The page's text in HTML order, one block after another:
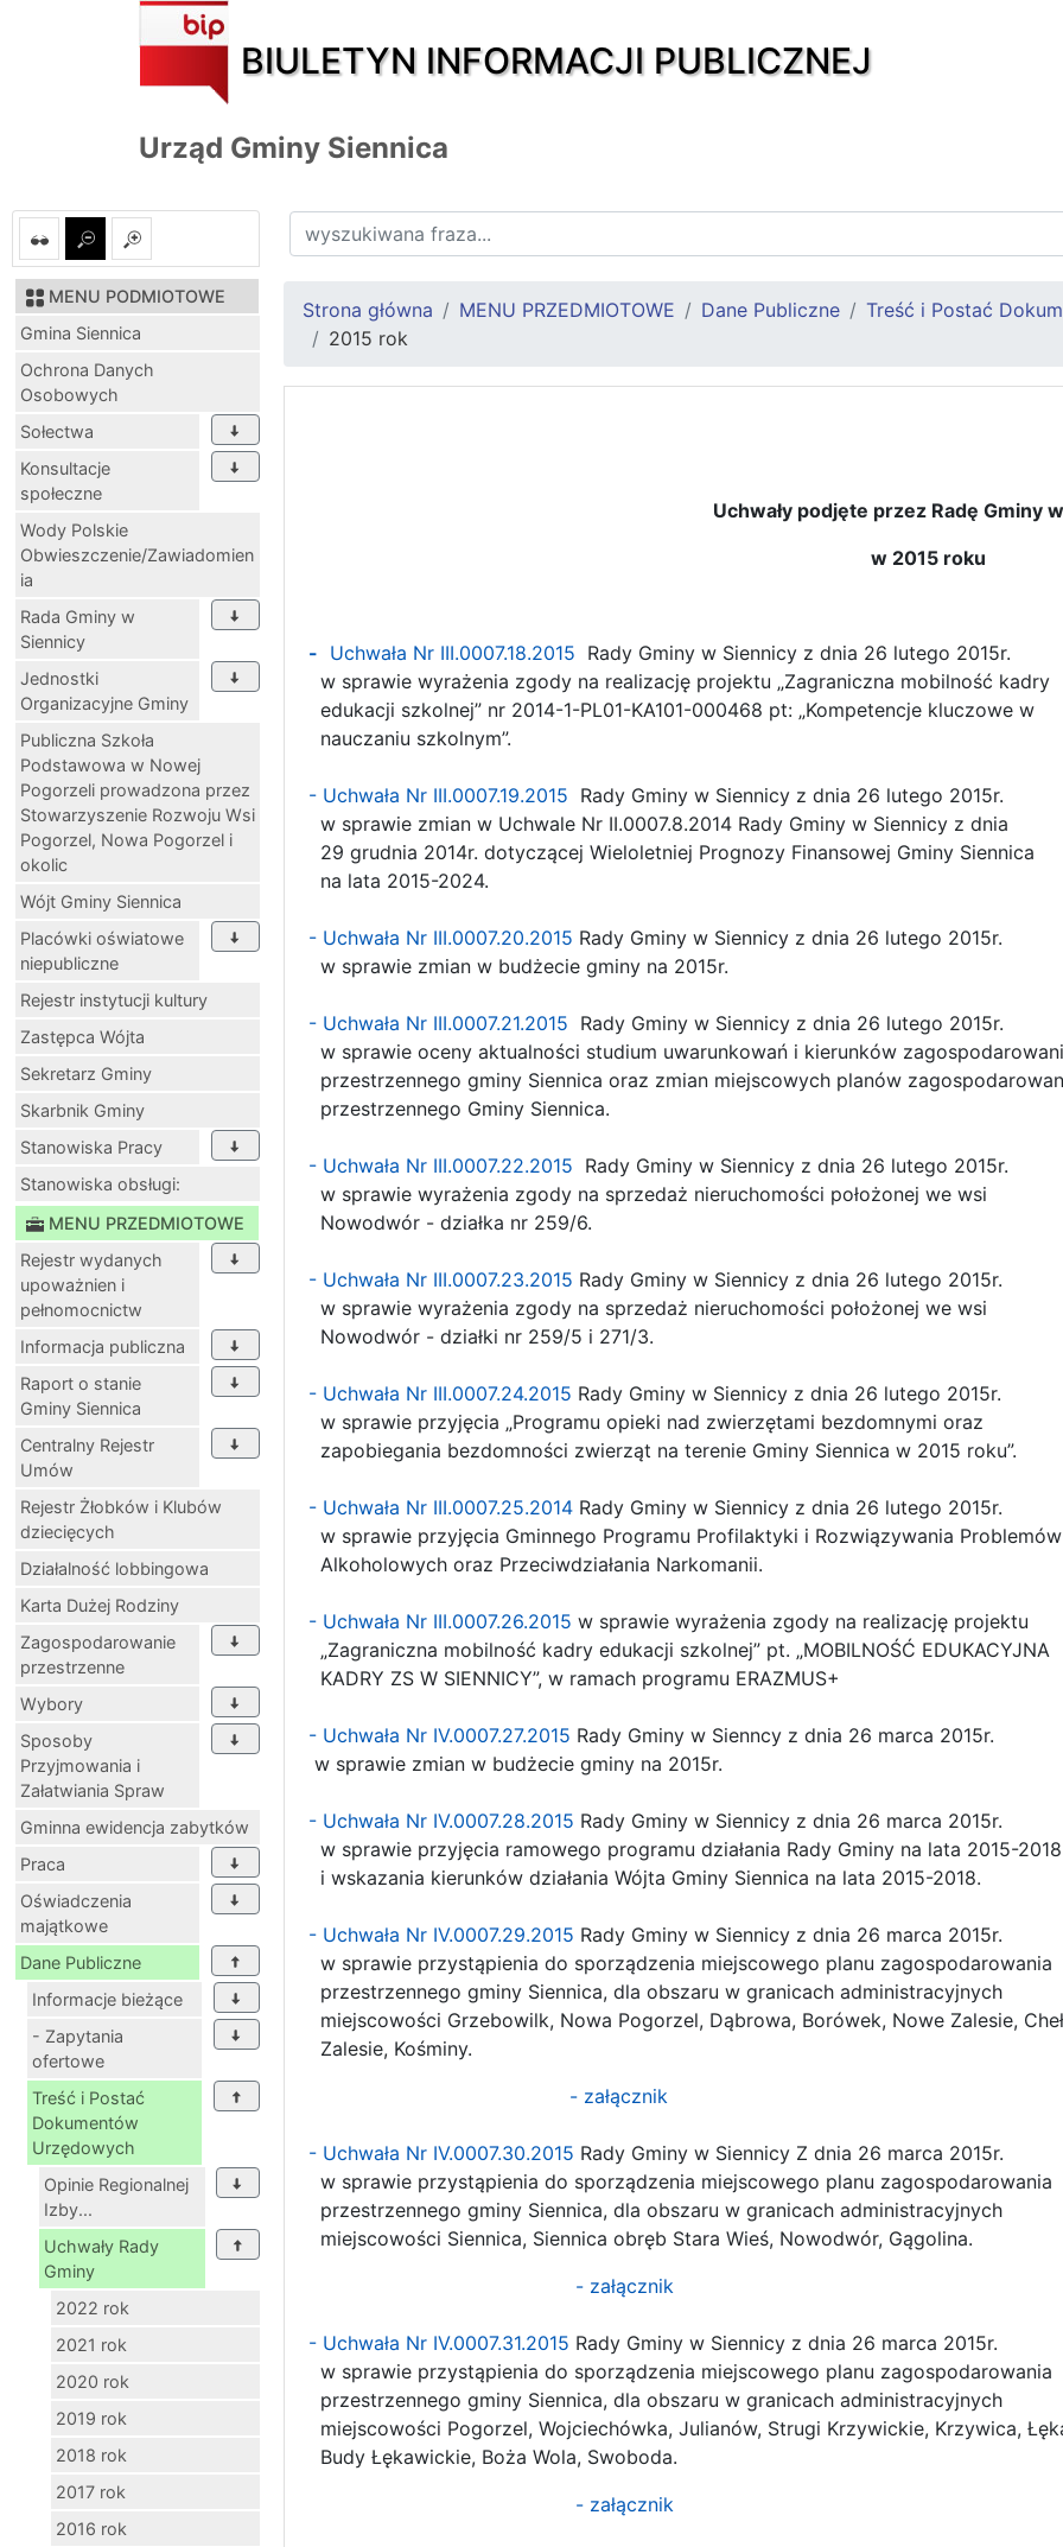
BIULETYN INFORMACJI PUBLICZNEJ
Urząd Gminy Siennica
MENU PODMIOTOWE
Gmina Siennica
Ochrona Danych
Osobowych
Sołectwa
Konsultacje
społeczne
Wody Polskie
Obwieszczenie/Zawiadomien
ia
Rada Gminy w
Siennicy
Jednostki
Organizacyjne Gminy
Publiczna Szkoła
Podstawowa w Nowej
Pogorzeli prowadzona przez
Stowarzyszenie Rozwoju Wsi
Pogorzel, Nowa Pogorzel i
okolic
Wójt Gminy Siennica
Placówki oświatowe
niepubliczne
Rejestr instytucji kultury
Zastępca Wójta
Sekretarz Gminy
Skarbnik Gminy
Stanowiska Pracy
Stanowiska obsługi:
MENU PRZEDMIOTOWE
Rejestr wydanych
upoważnien i
pełnomocnictw
Informacja publiczna
Raport o stanie
Gminy Siennica
Centralny Rejestr
Umów
Rejestr Żłobków i Klubów
dziecięcych
Działalność lobbingowa
Karta Dużej Rodziny
Zagospodarowanie
przestrzenne
Wybory
Sposoby
Przyjmowania i
Załatwiania Spraw
Gminna ewidencja zabytków
Praca
Oświadczenia
majątkowe
Dane Publiczne
Informacje bieżące
- Zapytania
ofertowe
Treść i Postać
Dokumentów
Urzędowych
Opinie Regionalnej
Izby...
Uchwały Rady
Gminy
2022 rok
2021 rok
2020 rok
2019 rok
2018 rok
2017 rok
2016 rok
Strona główna MENU PRZEDMIOTOWE Dane Publiczne
Treść i Postać
2015 rok
Uchwały podjęte przez Radę Gminy
w 2015 roku
- Uchwała Nr III.0007.18.2015 Rady Gminy w Siennicy z dnia 26 lutego 2015r.
w sprawie wyrażenia zgody na realizację projektu „Zagraniczna mobilność kadry
edukacji szkolnej” nr 2014-1-PL01-KA101-000468 pt: „Kompetencje kluczowe w
nauczaniu szkolnym”.
- Uchwała Nr III.0007.19.2015 Rady Gminy w Siennicy z dnia 26 lutego 2015r.
w sprawie zmian w Uchwale Nr II.0007.8.2014 Rady Gminy w Siennicy z dnia
29 grudnia 2014r. dotyczącej Wieloletniej Prognozy Finansowej Gminy Siennica
na lata 2015-2024.
- Uchwała Nr III.0007.20.2015 Rady Gminy w Siennicy z dnia 26 lutego 2015r.
w sprawie zmian w budżecie gminy na 2015r.
- Uchwała Nr III.0007.21.2015 Rady Gminy w Siennicy z dnia 26 lutego 2015r.
w sprawie oceny aktualności studium uwarunkowań i kierunków
przestrzennego gminy Siennica oraz zmian miejscowych planów
przestrzennego Gminy Siennica.
- Uchwała Nr III.0007.22.2015 Rady Gminy w Siennicy z dnia 26 lutego 2015r.
w sprawie wyrażenia zgody na sprzedaż nieruchomości położonej we wsi
Nowodwór - działka nr 259/6.
- Uchwała Nr III.0007.23.2015 Rady Gminy w Siennicy z dnia 26 lutego 2015r.
w sprawie wyrażenia zgody na sprzedaż nieruchomości położonej we wsi
Nowodwór - działki nr 259/5 i 271/3.
- Uchwała Nr III.0007.24.2015 Rady Gminy w Siennicy z dnia 26 lutego 2015r.
w sprawie przyjęcia „Programu opieki nad zwierzętami bezdomnymi oraz
zapobiegania bezdomności zwierząt na terenie Gminy Siennica w 2015 roku”.
- Uchwała Nr III.0007.25.2014 Rady Gminy w Siennicy z dnia 26 lutego 2015r.
w sprawie przyjęcia Gminnego Programu Profilaktyki i Rozwiązywania Problemów
Alkoholowych oraz Przeciwdziałania Narkomanii.
- Uchwała Nr III.0007.26.2015 w sprawie wyrażenia zgody na realizację projektu
„Zagraniczna mobilność kadry edukacji szkolnej” pt. „MOBILNOŚĆ EDUKACYJNA
KADRY ZS W SIENNICY”, w ramach programu ERAZMUS+
- Uchwała Nr IV.0007.27.2015 Rady Gminy w Sienncy z dnia 26 marca 2015r.
w sprawie zmian w budżecie gminy na 2015r.
- Uchwała Nr IV.0007.28.2015 Rady Gminy w Siennicy z dnia 26 marca 2015r.
w sprawie przyjęcia ramowego programu działania Rady Gminy na lata 2015-2018
i wskazania kierunków działania Wójta Gminy Siennica na lata 2015-2018.
- Uchwała Nr IV.0007.29.2015 Rady Gminy w Siennicy z dnia 26 marca 2015r.
w sprawie przystąpienia do sporządzenia miejscowego planu zagospodarowania
przestrzennego gminy Siennica, dla obszaru w granicach administracyjnych
miejscowości Grzebowilk, Nowa Pogorzel, Dąbrowa, Borówek, Nowe Zalesie,
Zalesie, Kośminy.
- załącznik
- Uchwała Nr IV.0007.30.2015 Rady Gminy w Siennicy Z dnia 26 marca 2015r.
w sprawie przystąpienia do sporządzenia miejscowego planu zagospodarowania
przestrzennego gminy Siennica, dla obszaru w granicach administracyjnych
miejscowości Siennica, Siennica obręb Stara Wieś, Nowodwór, Gągolina.
- załącznik
- Uchwała Nr IV.0007.31.2015 Rady Gminy w Siennicy z dnia 26 marca 2015r.
w sprawie przystąpienia do sporządzenia miejscowego planu zagospodarowania
przestrzennego gminy Siennica, dla obszaru w granicach administracyjnych
miejscowości Pogorzel, Wojciechówka, Julianów, Strugi Krzywickie, Krzywica,
Budy Łękawickie, Boża Wola, Swoboda.
- załącznik